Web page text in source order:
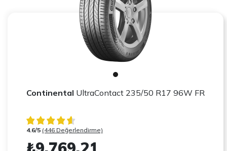
Continental UltraContact 235/50 R17 96W FR
4.6/5 (446 Değerlendirme)